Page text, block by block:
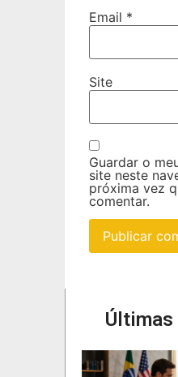
Email *
Site
Guardar o
site neste
próxima vez
comentar.